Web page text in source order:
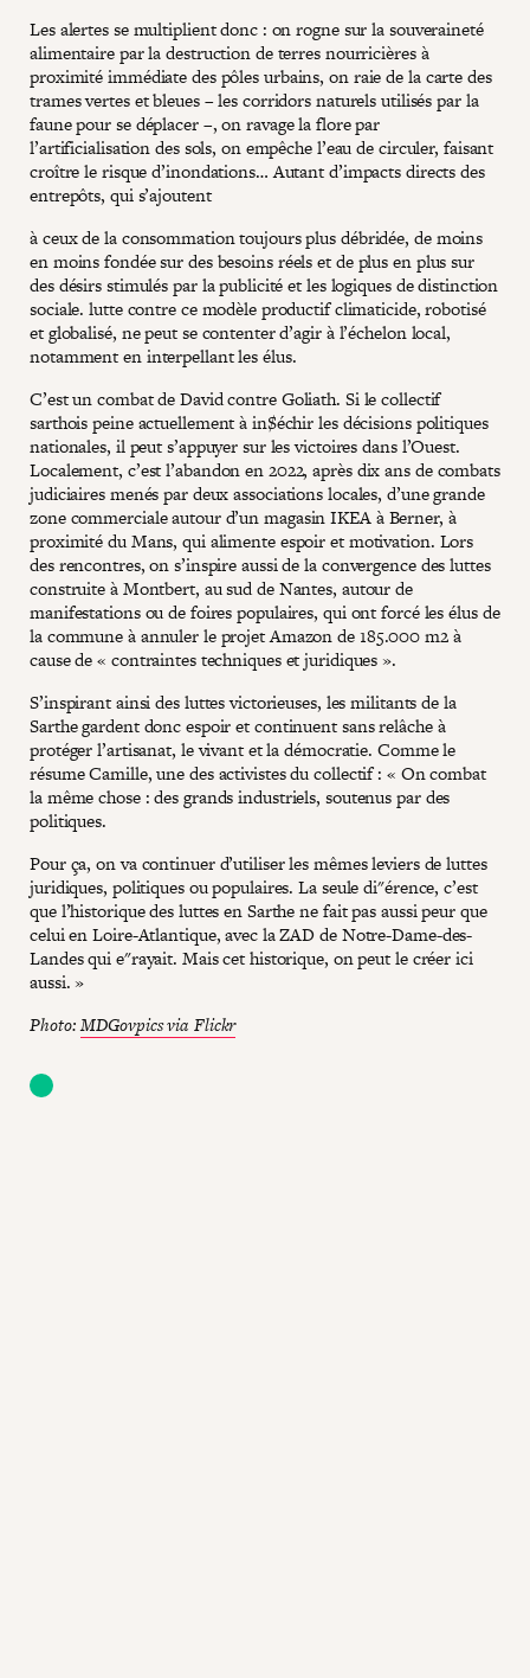
Les alertes se multiplient donc : on rogne sur la souveraineté
alimentaire par la destruction de terres nourricières à
proximité immédiate des pôles urbains, on raie de la carte des
trames vertes et bleues – les corridors naturels utilisés par la
faune pour se déplacer –, on ravage la flore par
l’artificialisation des sols, on empêche l’eau de circuler, faisant
croître le risque d’inondations… Autant d’impacts directs des
entrepôts, qui s’ajoutent
à ceux de la consommation toujours plus débridée, de moins
en moins fondée sur des besoins réels et de plus en plus sur
des désirs stimulés par la publicité et les logiques de distinction
sociale. lutte contre ce modèle productif climaticide, robotisé
et globalisé, ne peut se contenter d’agir à l’échelon local,
notamment en interpellant les élus.
C’est un combat de David contre Goliath. Si le collectif
sarthois peine actuellement à in$échir les décisions politiques
nationales, il peut s’appuyer sur les victoires dans l’Ouest.
Localement, c’est l’abandon en 2022, après dix ans de combats
judiciaires menés par deux associations locales, d’une grande
zone commerciale autour d’un magasin IKEA à Berner, à
proximité du Mans, qui alimente espoir et motivation. Lors
des rencontres, on s’inspire aussi de la convergence des luttes
construite à Montbert, au sud de Nantes, autour de
manifestations ou de foires populaires, qui ont forcé les élus de
la commune à annuler le projet Amazon de 185.000 m2 à
cause de « contraintes techniques et juridiques ».
S’inspirant ainsi des luttes victorieuses, les militants de la
Sarthe gardent donc espoir et continuent sans relâche à
protéger l’artisanat, le vivant et la démocratie. Comme le
résume Camille, une des activistes du collectif : « On combat
la même chose : des grands industriels, soutenus par des
politiques.
Pour ça, on va continuer d’utiliser les mêmes leviers de luttes
juridiques, politiques ou populaires. La seule di"érence, c’est
que l’historique des luttes en Sarthe ne fait pas aussi peur que
celui en Loire-Atlantique, avec la ZAD de Notre-Dame-des-
Landes qui e"rayait. Mais cet historique, on peut le créer ici
aussi. »
Photo:MDGovpics via Flickr